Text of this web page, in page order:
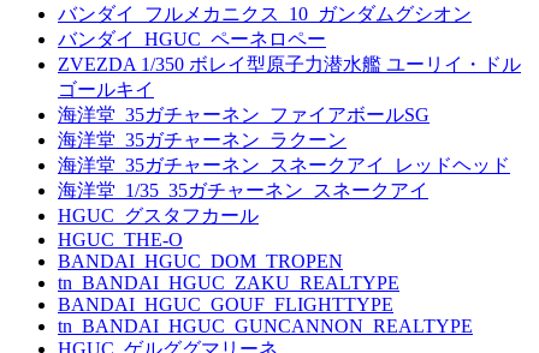
バンダイ_フルメカニクス_10_ガンダムグシオン
バンダイ_HGUC_ペーネロペー
ZVEZDA 1/350 ボレイ型原子力潜水艦 ユーリイ・ドル
ゴールキイ
海洋堂_35ガチャーネン_ファイアボールSG
海洋堂_35ガチャーネン_ラクーン
海洋堂_35ガチャーネン_スネークアイ_レッドヘッド
海洋堂_1/35_35ガチャーネン_スネークアイ
HGUC_グスタフカール
HGUC_THE-O
BANDAI_HGUC_DOM_TROPEN
tn_BANDAI_HGUC_ZAKU_REALTYPE
BANDAI_HGUC_GOUF_FLIGHTTYPE
tn_BANDAI_HGUC_GUNCANNON_REALTYPE
HGUC_ゲルググマリーネ